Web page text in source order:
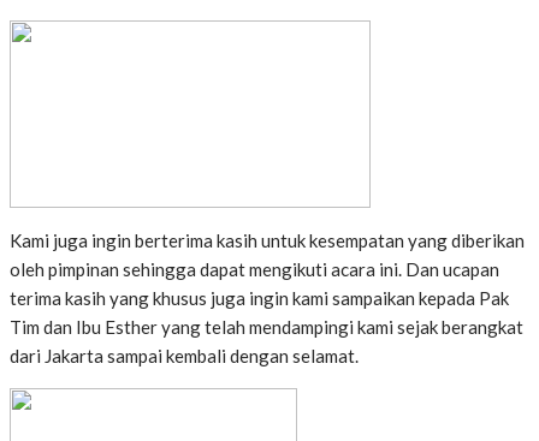
Kami juga ingin berterima kasih untuk kesempatan yang diberikan
oleh pimpinan sehingga dapat mengikuti acara ini. Dan ucapan
terima kasih yang khusus juga ingin kami sampaikan kepada Pak
Tim dan Ibu Esther yang telah mendampingi kami sejak berangkat
dari Jakarta sampai kembali dengan selamat.